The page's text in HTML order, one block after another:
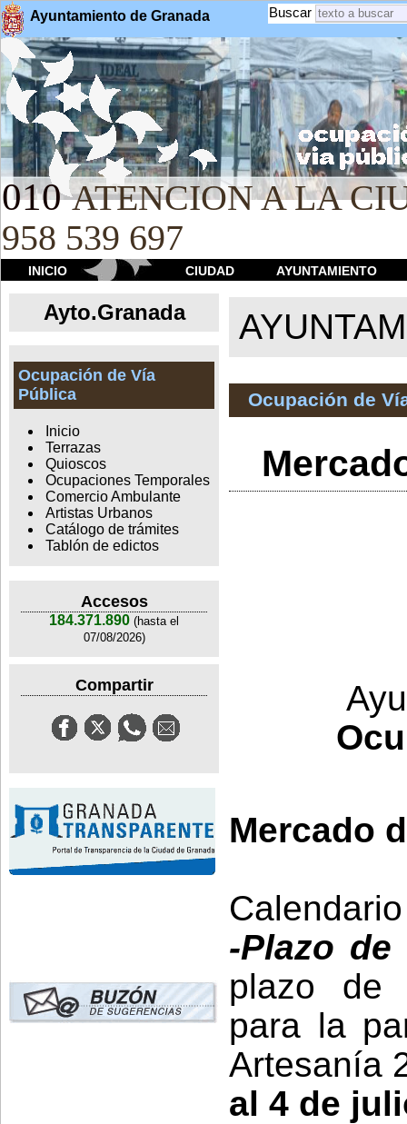
Ayuntamiento de Granada Buscar
010 ATENCION A LA
958 539 697
INICIO CIUDAD AYUNTAMIENTO
Ayto.Granada
Ocupación de Vía
Pública
Inicio
Terrazas
Quioscos
Ocupaciones Temporales
Comercio Ambulante
Artistas Urbanos
Catálogo de trámites
Tablón de edictos
Accesos
184.371.890 (hasta el
07/08/2026)
Compartir
Ocupación de
Mercado
-Plazo
plazo de
para la
Artesanía
al 4 de